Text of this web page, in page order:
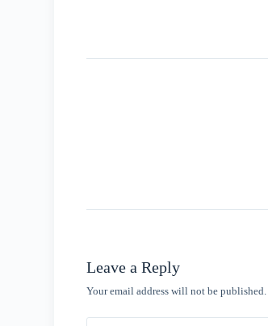
Leave a Reply
Your email address will not be published.